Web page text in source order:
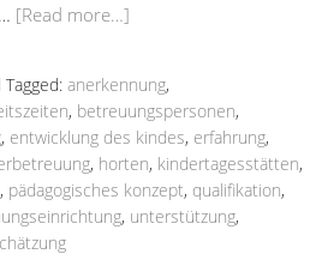
[Read more…]
Tagged: anerkennung,
, betreuungspersonen,
, entwicklung des kindes, erfahrung,
, horten, kindertagesstätten,
, pädagogisches konzept, qualifikation,
, unterstützung,